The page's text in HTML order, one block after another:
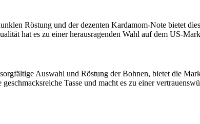
Röstung und der dezenten Kardamom-Note bietet
hat es zu einer herausragenden Wahl auf dem US-
Auswahl und Röstung der Bohnen, bietet die
Tasse und macht es zu einer